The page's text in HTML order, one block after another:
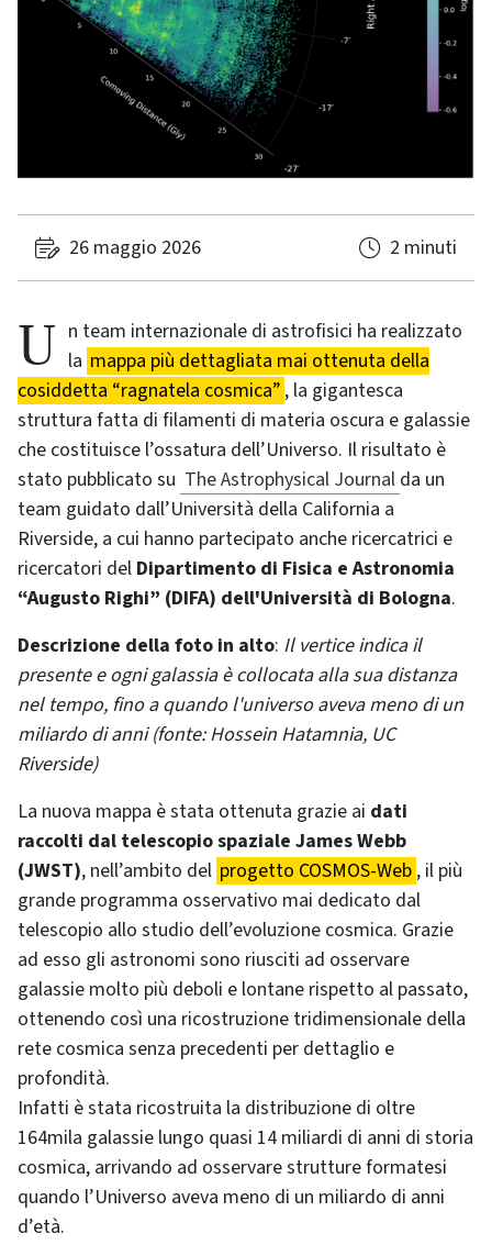
26 maggio 2026 2 minuti
Un team internazionale di astrofisici ha realizzato la mappa più dettagliata mai ottenuta della
cosiddetta “ragnatela cosmica” , la gigantesca
struttura fatta di filamenti di materia oscura e galassie
che costituisce l’ossatura dell’Universo. Il risultato è
stato pubblicato su The Astrophysical Journal da un
team guidato dall’Università della California a
Riverside, a cui hanno partecipato anche ricercatrici e
ricercatori del Dipartimento di Fisica e Astronomia
“Augusto Righi” (DIFA) dell'Università di Bologna.
Descrizione della foto in alto: Il vertice indica il
presente e ogni galassia è collocata alla sua distanza
nel tempo, fino a quando l'universo aveva meno di un
miliardo di anni (fonte: Hossein Hatamnia, UC
Riverside)
La nuova mappa è stata ottenuta grazie ai dati
raccolti dal telescopio spaziale James Webb
(JWST), nell’ambito del progetto COSMOS-Web , il più
grande programma osservativo mai dedicato dal
telescopio allo studio dell’evoluzione cosmica. Grazie
ad esso gli astronomi sono riusciti ad osservare
galassie molto più deboli e lontane rispetto al passato,
ottenendo così una ricostruzione tridimensionale della
rete cosmica senza precedenti per dettaglio e
profondità.
Infatti è stata ricostruita la distribuzione di oltre
164mila galassie lungo quasi 14 miliardi di anni di storia
cosmica, arrivando ad osservare strutture formatesi
quando l’Universo aveva meno di un miliardo di anni
d’età.